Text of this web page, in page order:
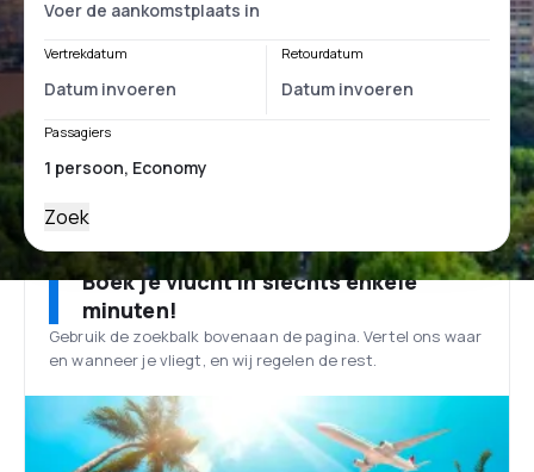
Vertrekdatum Retourdatum
Passagiers
Zoek
Boek je vlucht in slechts enkele
minuten!
Gebruik de zoekbalk bovenaan de pagina. Vertel ons waar
en wanneer je vliegt, en wij regelen de rest.